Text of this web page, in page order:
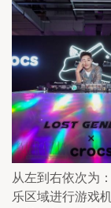
从左到右依次为
乐区域进行游戏